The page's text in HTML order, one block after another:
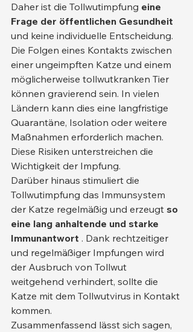
Daher ist die Tollwutimpfung eine
Frage der öffentlichen Gesundheit
und keine individuelle Entscheidung.
Die Folgen eines Kontakts zwischen
einer ungeimpften Katze und einem
möglicherweise tollwutkranken Tier
können gravierend sein. In vielen
Ländern kann dies eine langfristige
Quarantäne, Isolation oder weitere
Maßnahmen erforderlich machen.
Diese Risiken unterstreichen die
Wichtigkeit der Impfung.
Darüber hinaus stimuliert die
Tollwutimpfung das Immunsystem
der Katze regelmäßig und erzeugt so
eine lang anhaltende und starke
Immunantwort . Dank rechtzeitiger
und regelmäßiger Impfungen wird
der Ausbruch von Tollwut
weitgehend verhindert, sollte die
Katze mit dem Tollwutvirus in Kontakt
kommen.
Zusammenfassend lässt sich sagen,